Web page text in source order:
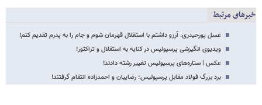
خبرهای مرتبط
عسل پورحیدری: آرزو داشتم با استقلال قهرمان شوم و جام را به پدرم تقدیم کنم!
ویدیوی انگیزشی پرسپولیس در کنایه به استقلال و تراکتور!
عکس | ستاره‌های پرسپولیس تغییر رشته دادند!
برد بزرگ فولاد مقابل پرسپولیس؛ رضاییان و احمدزاده انتقام گرفتند!